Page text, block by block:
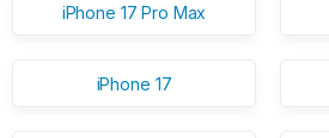
iPhone 17 Pro Max
iPhone 17